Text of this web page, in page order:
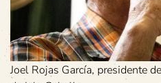
Joel Rojas García, presidente